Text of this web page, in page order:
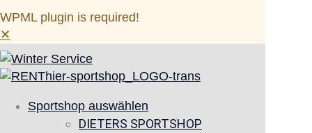
WPML plugin is required!
✕
Sportshop auswählen
DIETERS SPORTSHOP